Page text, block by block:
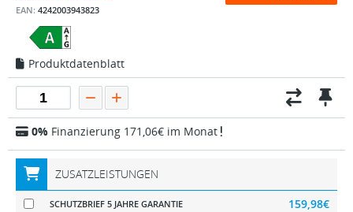
EAN: 4242003943823
Produktdatenblatt
0% Finanzierung 171,06€ im Monat
ZUSATZLEISTUNGEN
SCHUTZBRIEF 5 JAHRE GARANTIE 159,98€